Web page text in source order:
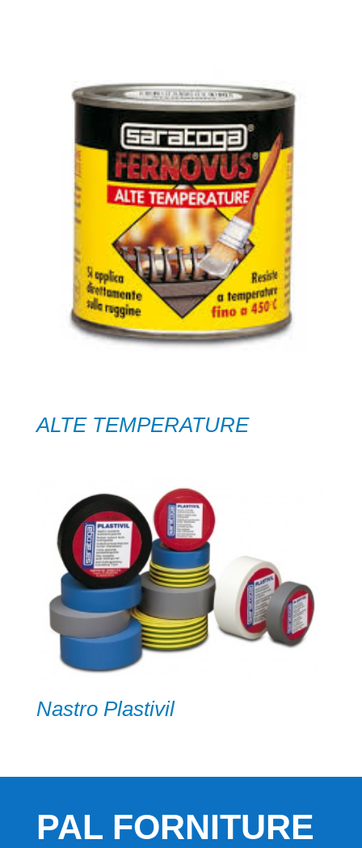
ALTE TEMPERATURE
Nastro Plastivil
PAL FORNITURE